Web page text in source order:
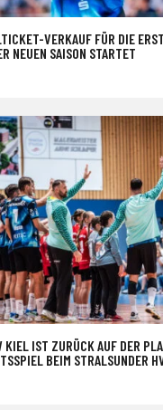
VERKAUF FÜR DIE
NEUEN SAISON STARTET
KIEL IST ZURÜCK AUF DER
BEIM STRALSUNDER